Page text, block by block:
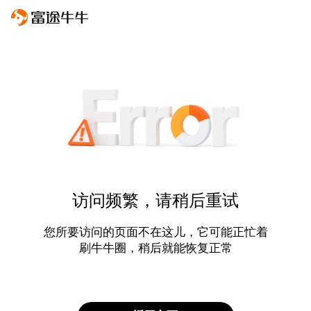
访问频繁，请稍后重试
您所要访问的页面不在这儿，它可能正忙着
刷牛牛圈，稍后就能恢复正常